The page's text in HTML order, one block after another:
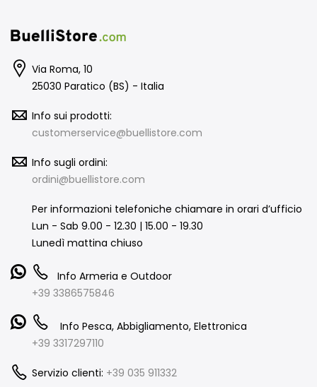
Via Roma, 10
25030 Paratico (BS) - Italia
Info sui prodotti:
customerservice@buellistore.com
Info sugli ordini:
ordini@buellistore.com
Per informazioni telefoniche chiamare in orari d’ufficio
Lun - Sab 9.00 - 12.30 | 15.00 - 19.30
Lunedì mattina chiuso
Info Armeria e Outdoor
+39 3386575846
Info Pesca, Abbigliamento, Elettronica
+39 3317297110
Servizio clienti: +39 035 911332